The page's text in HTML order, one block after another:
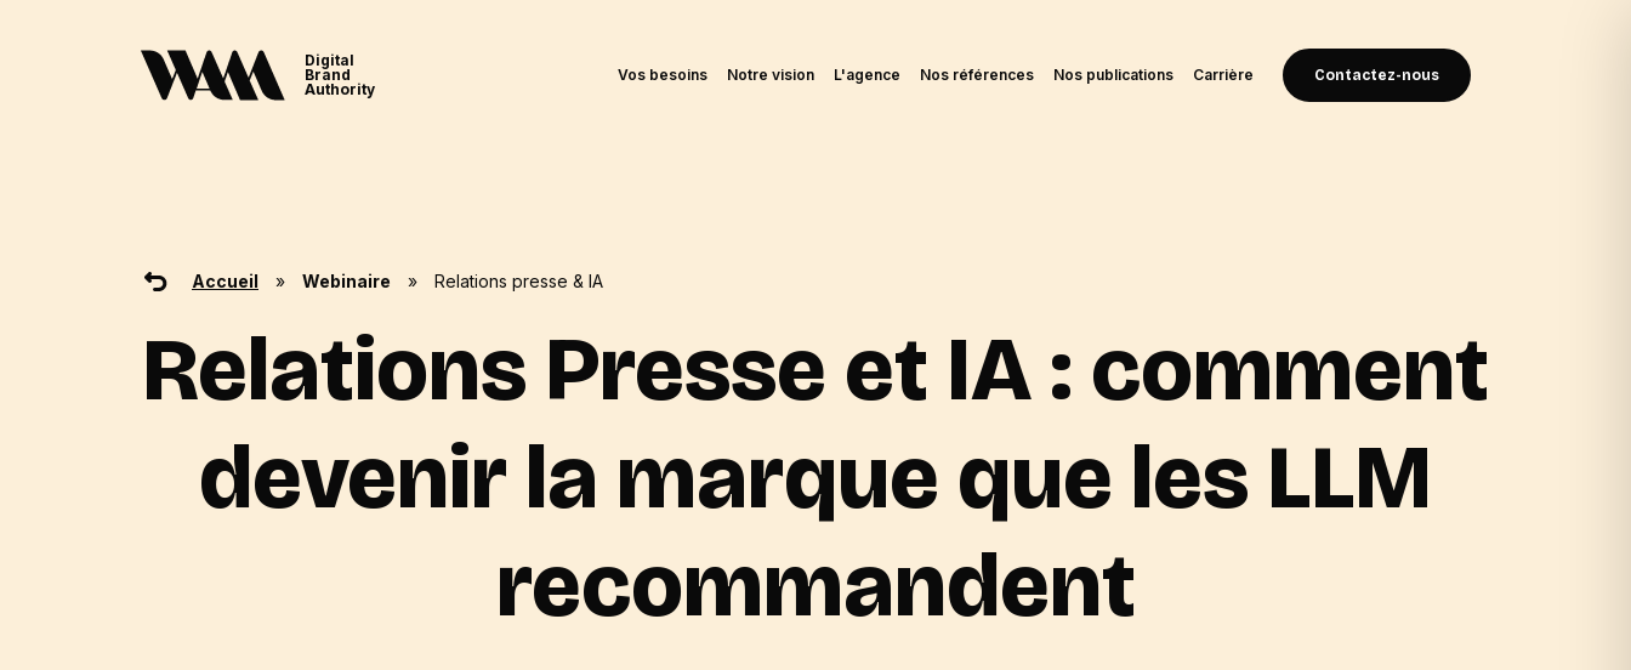
Digital
Brand
Authority
Vos besoins Notre vision L'agence Nos références Nos publications Carrière Contactez-nous
Accueil » Webinaire » Relations presse & IA
Relations Presse et IA : comment
devenir la marque que les LLM
recommandent